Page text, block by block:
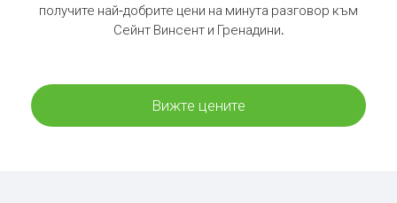
получите най-добрите цени на минута разговор към
Сейнт Винсент и Гренадини.
Вижте цените